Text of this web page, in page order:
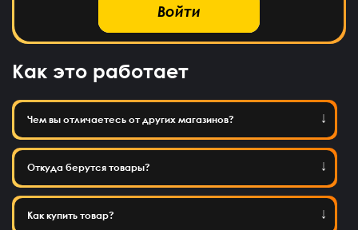
Войти
Как это работает
Чем вы отличаетесь от других магазинов?
Откуда берутся товары?
Как купить товар?